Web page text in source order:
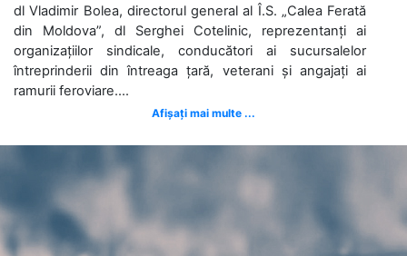
dl Vladimir Bolea, directorul general al Î.S. „Calea Ferată
din Moldova”, dl Serghei Cotelinic, reprezentanți ai
organizațiilor sindicale, conducători ai sucursalelor
întreprinderii din întreaga țară, veterani și angajați ai
ramurii feroviare....
Afișați mai multe ...